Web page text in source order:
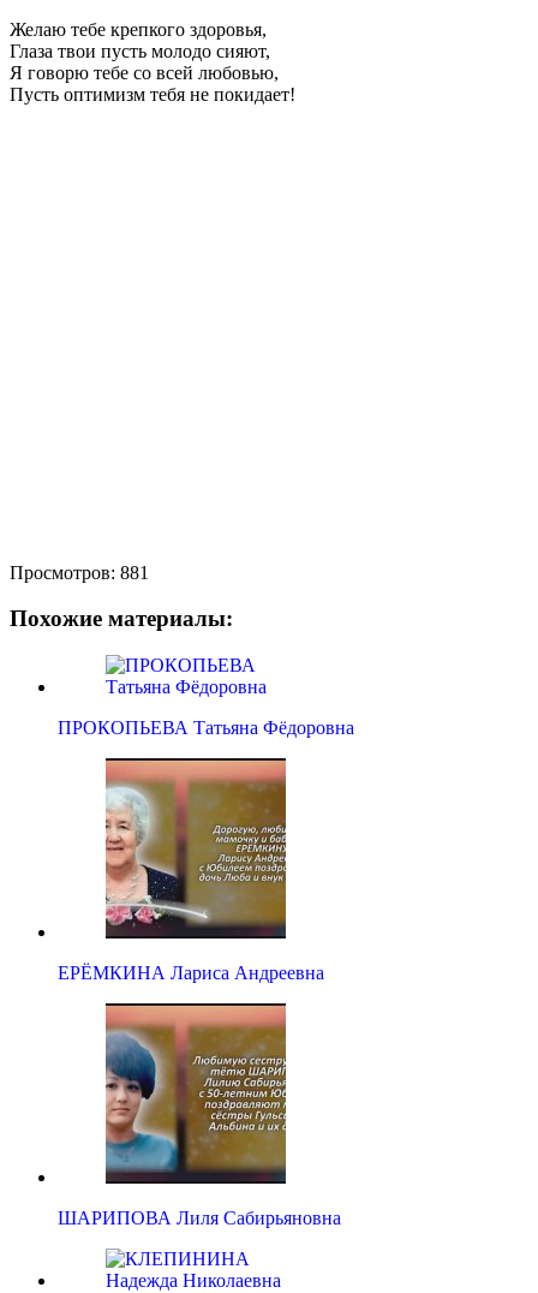
Желаю тебе крепкого здоровья,
Глаза твои пусть молодо сияют,
Я говорю тебе со всей любовью,
Пусть оптимизм тебя не покидает!
Просмотров: 881
Похожие материалы:
ПРОКОПЬЕВА Татьяна Фёдоровна
ЕРЁМКИНА Лариса Андреевна
ШАРИПОВА Лиля Сабирьяновна